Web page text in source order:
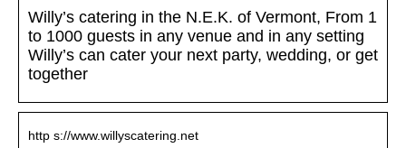
Willy’s catering in the N.E.K. of Vermont, From 1
to 1000 guests in any venue and in any setting
Willy’s can cater your next party, wedding, or get
together
http s://www.willyscatering.net